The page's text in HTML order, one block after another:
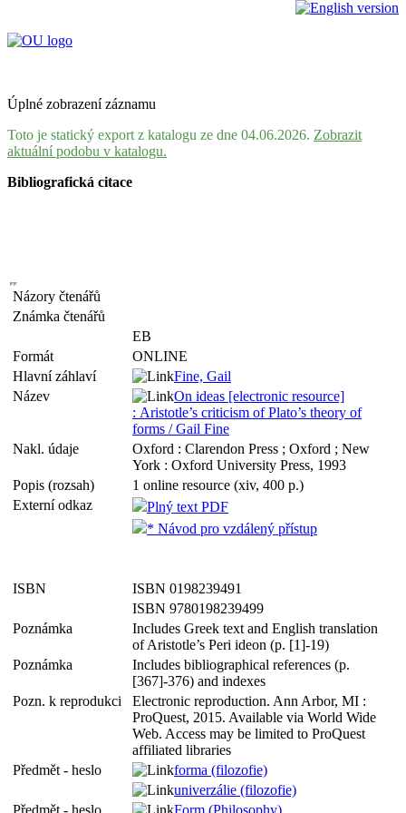
Úplné zobrazení záznamu
Toto je statický export z katalogu ze dne 04.06.2026. Zobrazit
aktuální podobu v katalogu.
Bibliografická citace
Názory čtenářů
Známka čtenářů
EB
Formát
ONLINE
Hlavní záhlaví
Fine, Gail
Název
On ideas [electronic resource]
: Aristotle’s criticism of Plato’s theory of
forms / Gail Fine
Nakl. údaje
Oxford : Clarendon Press ; Oxford ; New
York : Oxford University Press, 1993
Popis (rozsah)
1 online resource (xiv, 400 p.)
Externí odkaz
Plný text PDF
* Návod pro vzdálený přístup
ISBN
ISBN 0198239491
ISBN 9780198239499
Poznámka
Includes Greek text and English translation
of Aristotle’s Peri ideon (p. [1]-19)
Poznámka
Includes bibliographical references (p.
[367]-376) and indexes
Pozn. k reprodukci
Electronic reproduction. Ann Arbor, MI :
ProQuest, 2015. Available via World Wide
Web. Access may be limited to ProQuest
affiliated libraries
Předmět - heslo
forma (filozofie)
univerzálie (filozofie)
Předmět - heslo
Form (Philosophy)